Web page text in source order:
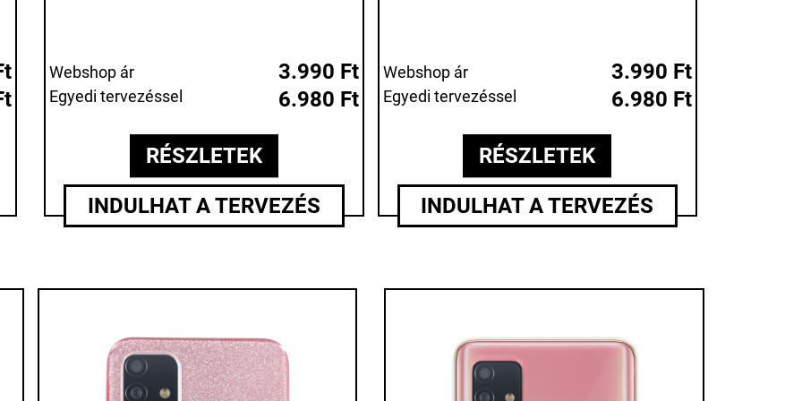
Webshop ár 3.990 Ft
Egyedi tervezéssel 6.980 Ft
RÉSZLETEK
INDULHAT A TERVEZÉS
Webshop ár 3.990 Ft
Egyedi tervezéssel 6.980 Ft
RÉSZLETEK
INDULHAT A TERVEZÉS